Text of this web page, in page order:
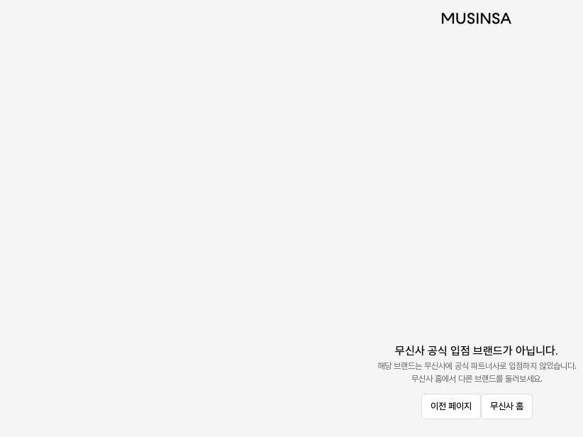
무신사 공식 입점 브랜드가 아닙니다.
해당 브랜드는 무신사에 공식 파트너사로 입점하지 않았습니다.
무신사 홈에서 다른 브랜드를 둘러보세요.
이전 페이지 무신사 홈